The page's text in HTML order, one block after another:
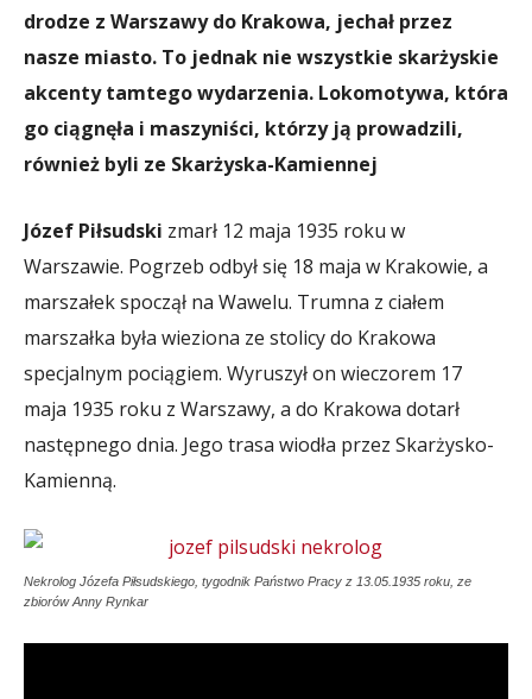
drodze z Warszawy do Krakowa, jechał przez
nasze miasto. To jednak nie wszystkie skarżyskie
akcenty tamtego wydarzenia. Lokomotywa, która
go ciągnęła i maszyniści, którzy ją prowadzili,
również byli ze Skarżyska-Kamiennej
Józef Piłsudski zmarł 12 maja 1935 roku w
Warszawie. Pogrzeb odbył się 18 maja w Krakowie, a
marszałek spoczął na Wawelu. Trumna z ciałem
marszałka była wieziona ze stolicy do Krakowa
specjalnym pociągiem. Wyruszył on wieczorem 17
maja 1935 roku z Warszawy, a do Krakowa dotarł
następnego dnia. Jego trasa wiodła przez Skarżysko-
Kamienną.
Nekrolog Józefa Piłsudskiego, tygodnik Państwo Pracy z 13.05.1935 roku, ze
zbiorów Anny Rynkar